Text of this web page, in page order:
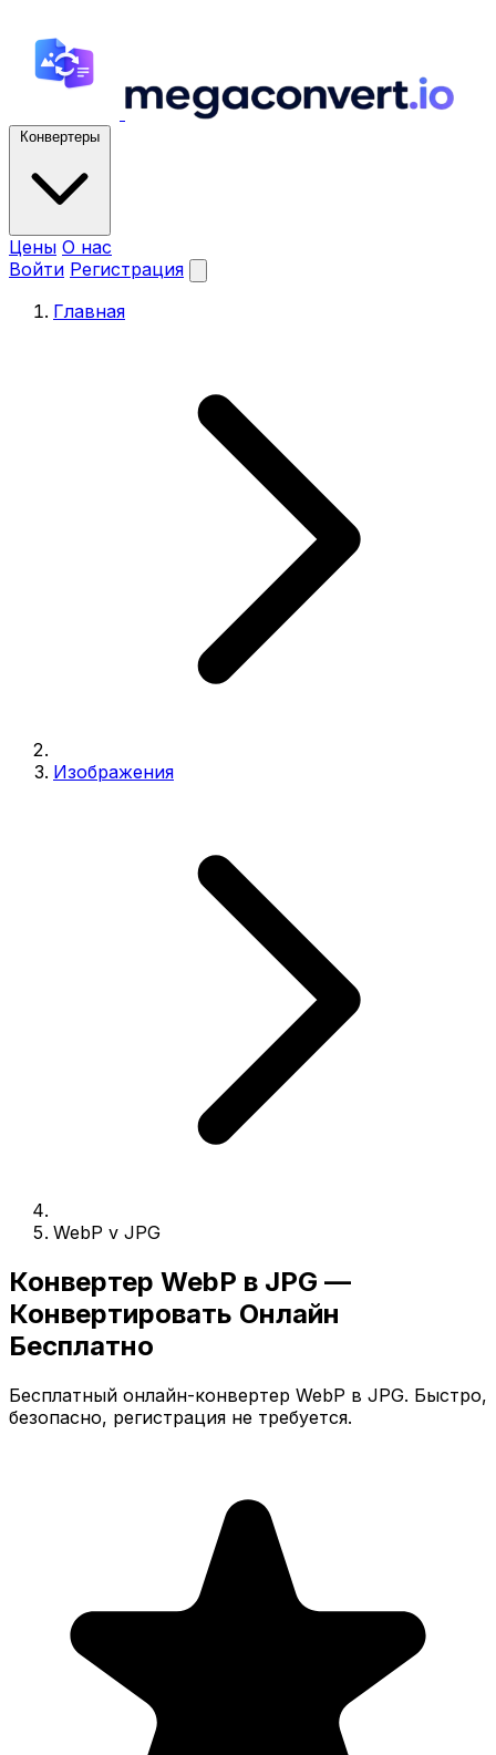
Конвертеры
Цены О нас
Войти Регистрация
Главная
Изображения
WebP v JPG
Конвертер WebP в JPG —
Конвертировать Онлайн
Бесплатно
Бесплатный онлайн-конвертер WebP в JPG. Быстро,
безопасно, регистрация не требуется.